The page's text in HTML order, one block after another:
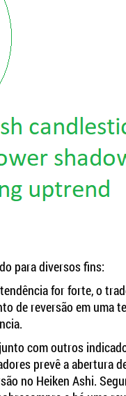
para diversos fins:
for forte, o
de reversão em uma
com outros
prevê a abertura
no Heiken Ashi.